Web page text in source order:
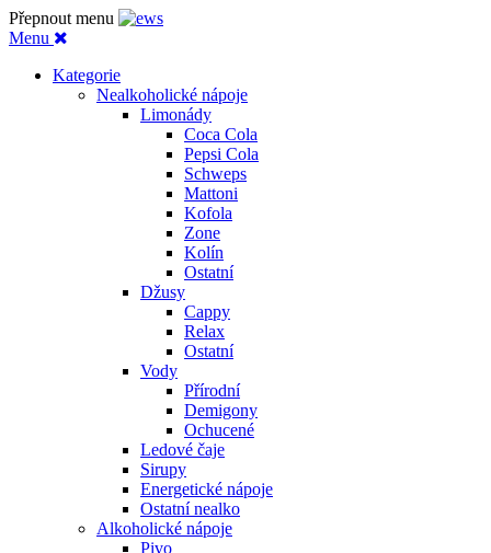
Přepnout menu
Menu
Kategorie
Nealkoholické nápoje
Limonády
Coca Cola
Pepsi Cola
Schweps
Mattoni
Kofola
Zone
Kolín
Ostatní
Džusy
Cappy
Relax
Ostatní
Vody
Přírodní
Demigony
Ochucené
Ledové čaje
Sirupy
Energetické nápoje
Ostatní nealko
Alkoholické nápoje
Pivo